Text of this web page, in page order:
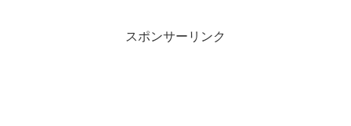
スポンサーリンク